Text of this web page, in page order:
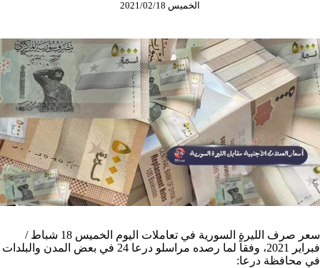
الخميس 2021/02/18
سعر صرف الليرة السورية في تعاملات اليوم الخميس 18 شباط /
فبراير 2021، وفقاً لما رصده مراسلو درعا 24 في بعض المدن والبلدات
في محافظة درعا: